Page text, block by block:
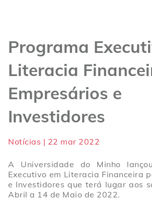
Programa
Literacia
Empresários e
Investidores
Notícias | 22 mar 2022
A Universidade do Minho
Executivo em Literacia Financeira
e Investidores que terá lugar aos
Abril a 14 de Maio de 2022.